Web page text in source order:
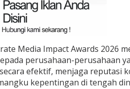
Media Impact Awards 2026
perusahaan-perusahaan
efektif, menjaga reputasi
kepentingan di tengah